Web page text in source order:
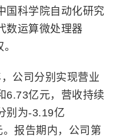
国科学院自动化研究
数运算微处理器
公司分别实现营业
6.73亿元，营收持续
别为-3.19亿
报告期内，公司第